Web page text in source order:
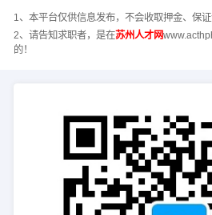
1、本平台仅供信息发布，不会收取押金、保证
2、请告知求职者，是在苏州人才网
的！